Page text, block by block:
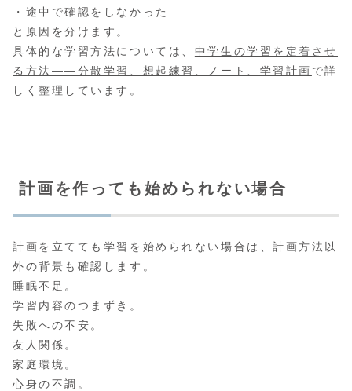
・途中で確認をしなかった
と原因を分けます。
具体的な学習方法については、 中学生の学習を定着させ
る方法――分散学習、想起練習、ノート、学習計画 で詳
しく整理しています。
計画を作っても始められない場合
計画を立てても学習を始められない場合は、計画方法以
外の背景も確認します。
睡眠不足。
学習内容のつまずき。
失敗への不安。
友人関係。
家庭環境。
心身の不調。